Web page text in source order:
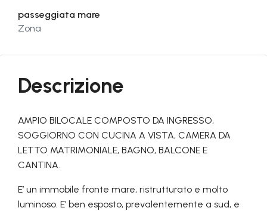
passeggiata mare
Zona
Descrizione
AMPIO BILOCALE COMPOSTO DA INGRESSO,
SOGGIORNO CON CUCINA A VISTA, CAMERA DA
LETTO MATRIMONIALE, BAGNO, BALCONE E
CANTINA.
E’ un immobile fronte mare, ristrutturato e molto
luminoso. E’ ben esposto, prevalentemente a sud, e